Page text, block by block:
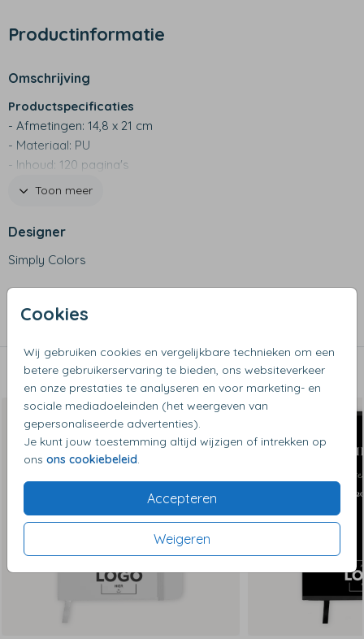
Cookies
Wij gebruiken cookies en vergelijkbare technieken om een
betere gebruikerservaring te bieden, ons websiteverkeer
en onze prestaties te analyseren en voor marketing- en
sociale mediadoeleinden (het weergeven van
gepersonaliseerde advertenties).
Je kunt jouw toestemming altijd wijzigen of intrekken op
ons ons cookiebeleid.
Accepteren
Weigeren
Productinformatie
Omschrijving
Productspecificaties
- Afmetingen: 14,8 x 21 cm
- Materiaal: PU
- Inhoud: 120 pagina's
- Tweezijdig gelinieerd
Toon meer
Designer
Simply Colors
Collectie
Notitieboeken
Dit vind je misschien ook leuk